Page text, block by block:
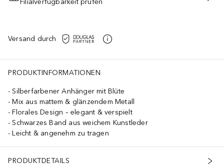
IN DEN WARENKORB
Filialverfügbarkeit prüfen
Versand durch
PRODUKTINFORMATIONEN
Silberfarbener Anhänger mit Blüte
Mix aus mattem & glänzendem Metall
Florales Design – elegant & verspielt
Schwarzes Band aus weichem Kunstleder
Leicht & angenehm zu tragen
PRODUKTDETAILS